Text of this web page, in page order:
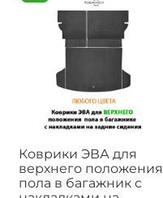
Коврики ЭВА для
верхнего положения
пола в багажник с